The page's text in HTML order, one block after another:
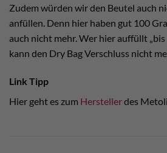
Zudem würden wir den Beutel auch
anfüllen. Denn hier haben gut 100
auch nicht mehr. Wer hier auffüllt
kann den Dry Bag Verschluss nicht
Link Tipp
Hier geht es zum Herstellerdes